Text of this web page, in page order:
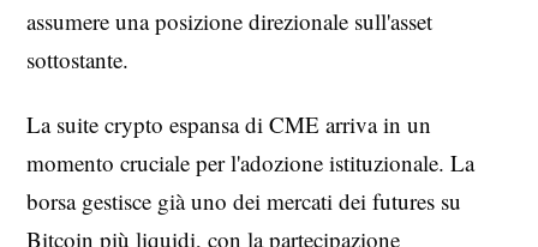
assumere una posizione direzionale sull'asset
sottostante.
La suite crypto espansa di CME arriva in un
momento cruciale per l'adozione istituzionale. La
borsa gestisce già uno dei mercati dei futures su
Bitcoin più liquidi, con la partecipazione